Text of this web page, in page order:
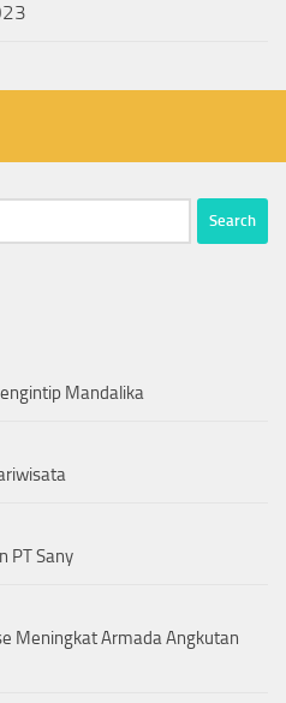
Mandalika
PT Sany
Meningkat Armada Angkutan